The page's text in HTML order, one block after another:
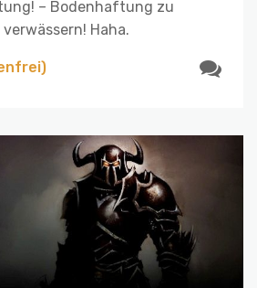
– Bodenhaftung zu
Haha.